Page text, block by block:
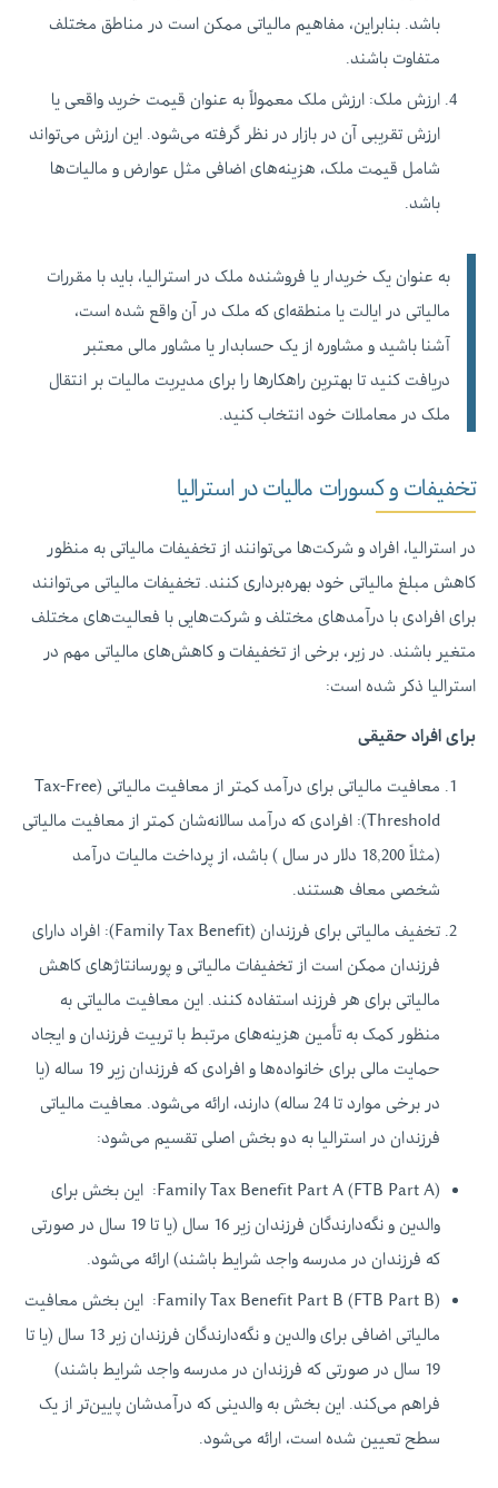
باشد. بنابراین، مفاهیم مالیاتی ممکن است در مناطق مختلف
متفاوت باشند.
ارزش ملک: ارزش ملک معمولاً به عنوان قیمت خرید واقعی یا
ارزش تقریبی آن در بازار در نظر گرفته می‌شود. این ارزش می‌تواند
شامل قیمت ملک، هزینه‌های اضافی مثل عوارض و مالیات‌ها
باشد.
به عنوان یک خریدار یا فروشنده ملک در استرالیا، باید با مقررات
مالیاتی در ایالت یا منطقه‌ای که ملک در آن واقع شده است،
آشنا باشید و مشاوره از یک حسابدار یا مشاور مالی معتبر
دریافت کنید تا بهترین راهکارها را برای مدیریت مالیات بر انتقال
ملک در معاملات خود انتخاب کنید.
تخفیفات و کسورات مالیات در استرالیا
در استرالیا، افراد و شرکت‌ها می‌توانند از تخفیفات مالیاتی به منظور
کاهش مبلغ مالیاتی خود بهره‌برداری کنند. تخفیفات مالیاتی می‌توانند
برای افرادی با درآمدهای مختلف و شرکت‌هایی با فعالیت‌های مختلف
متغیر باشند. در زیر، برخی از تخفیفات و کاهش‌های مالیاتی مهم در
استرالیا ذکر شده است:
برای افراد حقیقی
معافیت مالیاتی برای درآمد کمتر از معافیت مالیاتی (Tax-Free
Threshold): افرادی که درآمد سالانه‌شان کمتر از معافیت مالیاتی
(مثلاً 18,200 دلار در سال ) باشد، از پرداخت مالیات درآمد
شخصی معاف هستند.
تخفیف مالیاتی برای فرزندان (Family Tax Benefit): افراد دارای
فرزندان ممکن است از تخفیفات مالیاتی و پورسانتاژهای کاهش
مالیاتی برای هر فرزند استفاده کنند. این معافیت مالیاتی به
منظور کمک به تأمین هزینه‌های مرتبط با تربیت فرزندان و ایجاد
حمایت مالی برای خانواده‌ها و افرادی که فرزندان زیر 19 ساله (یا
در برخی موارد تا 24 ساله) دارند، ارائه می‌شود. معافیت مالیاتی
فرزندان در استرالیا به دو بخش اصلی تقسیم می‌شود:
Family Tax Benefit Part A (FTB Part A): این بخش برای
والدین و نگه‌دارندگان فرزندان زیر 16 سال (یا تا 19 سال در صورتی
که فرزندان در مدرسه واجد شرایط باشند) ارائه می‌شود.
Family Tax Benefit Part B (FTB Part B): این بخش معافیت
مالیاتی اضافی برای والدین و نگه‌دارندگان فرزندان زیر 13 سال (یا تا
19 سال در صورتی که فرزندان در مدرسه واجد شرایط باشند)
فراهم می‌کند. این بخش به والدینی که درآمدشان پایین‌تر از یک
سطح تعیین شده است، ارائه می‌شود.